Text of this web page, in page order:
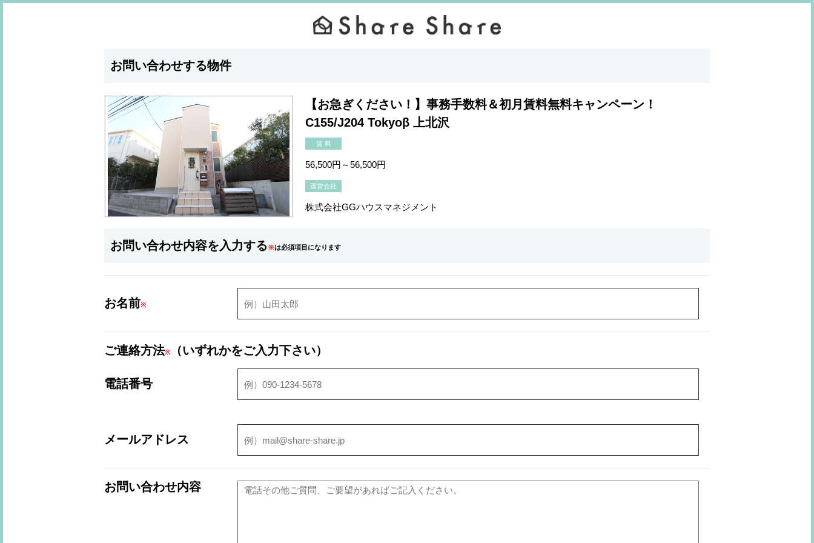
お問い合わせする物件
【お急ぎください！】事務手数料＆初月賃料無料キャンペーン！
C155/J204 Tokyoβ 上北沢
賃 料
56,500円～56,500円
運営会社
株式会社GGハウスマネジメント
お問い合わせ内容を入力する※は必須項目になります
お名前※
ご連絡方法※ （いずれかをご入力下さい）
電話番号
メールアドレス
お問い合わせ内容